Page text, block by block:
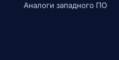
Аналоги западного ПО